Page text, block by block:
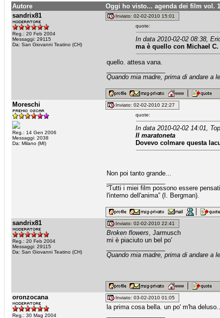
Autore
Oggi ho visto... agenda dei film vol.
sandrix81
Reg.: 20 Feb 2004
Messaggi: 29115
Da: San Giovanni Teatino (CH)
Inviato: 02-02-2010 15:01
quote:
In data 2010-02-02 08:38,
ma è quello con Michael
quello. attesa vana.
Quando mia madre, prima di andare a
Moreschi
Reg.: 14 Gen 2006
Messaggi: 2038
Da: Milano (MI)
Inviato: 02-02-2010 22:27
quote:
In data 2010-02-02 14:01,
Il maratoneta
Dovevo colmare questa
Non poi tanto grande...
“Tutti i miei film possono essere
l'interno dell'anima” (I. Bergman).
sandrix81
Reg.: 20 Feb 2004
Messaggi: 29115
Da: San Giovanni Teatino (CH)
Inviato: 02-02-2010 22:41
Broken flowers, Jarmusch
mi è piaciuto un bel po'
Quando mia madre, prima di andare a
oronzocana
Reg.: 30 Mag 2004
Inviato: 03-02-2010 01:05
la prima cosa bella. un po' m'ha